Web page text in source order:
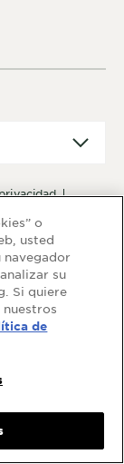
o
usted
navegador
su
Si quiere
de